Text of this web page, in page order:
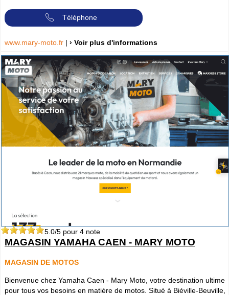
Téléphone
www.mary-moto.fr | › Voir plus d'informations
5.0/5 pour 4 note
MAGASIN YAMAHA CAEN - MARY MOTO
MAGASIN DE MOTOS
Bienvenue chez Yamaha Caen - Mary Moto, votre destination ultime
pour tous vos besoins en matière de motos. Situé à Biéville-Beuville,